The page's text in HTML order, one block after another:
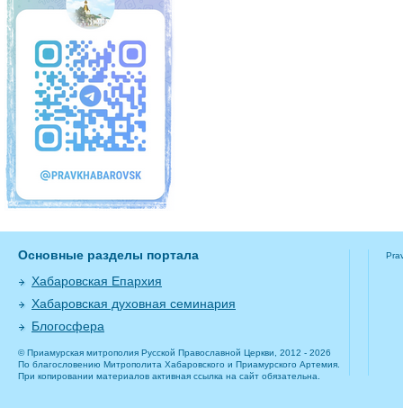
Основные разделы портала
Хабаровская Епархия
Хабаровская духовная семинария
Блогосфера
© Приамурская митрополия Русской Православной Церкви, 2012 - 2026
По благословению Митрополита Хабаровского и Приамурского Артемия.
При копировании материалов активная ссылка на сайт обязательна.